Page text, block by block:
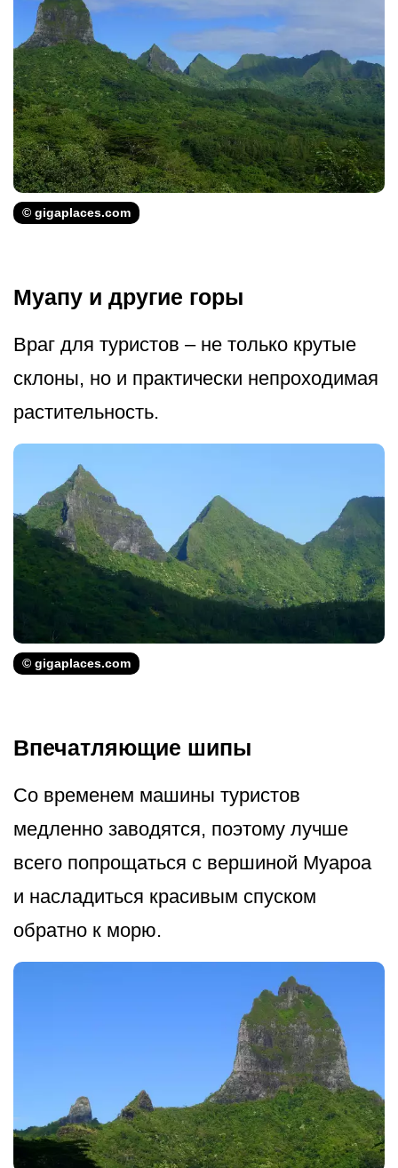
© gigaplaces.com
Муапу и другие горы
Враг для туристов – не только крутые
склоны, но и практически непроходимая
растительность.
© gigaplaces.com
Впечатляющие шипы
Со временем машины туристов
медленно заводятся, поэтому лучше
всего попрощаться с вершиной Муароа
и насладиться красивым спуском
обратно к морю.